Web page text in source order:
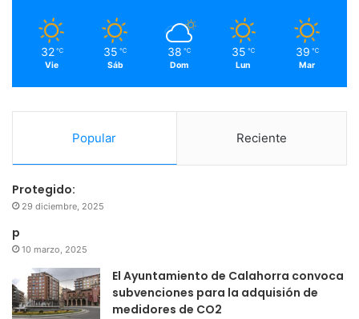
m
32 ℃
Vie
35 ℃
Sáb
38 ℃
Dom
35 ℃
Lun
39 ℃
Mar
Popular Reciente
Protegido:
29 diciembre, 2025
p
10 marzo, 2025
El Ayuntamiento de Calahorra convoca
subvenciones para la adquisión de
medidores de CO2